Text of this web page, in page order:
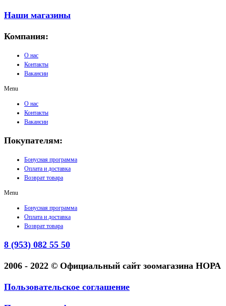
Наши магазины
Компания:
О нас
Контакты
Вакансии
Menu
О нас
Контакты
Вакансии
Покупателям:
Бонусная программа
Оплата и доставка
Возврат товара
Menu
Бонусная программа
Оплата и доставка
Возврат товара
8 (953) 082 55 50
2006 - 2022 © Официальный сайт зоомагазина НОРА
Пользовательское соглашение